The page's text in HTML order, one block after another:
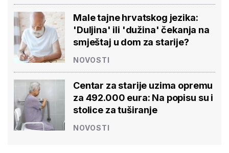
Male tajne hrvatskog jezika:
'Duljina' ili 'dužina' čekanja na
smještaj u dom za starije?
NOVOSTI
Centar za starije uzima opremu
za 492.000 eura: Na popisu su i
stolice za tuširanje
NOVOSTI